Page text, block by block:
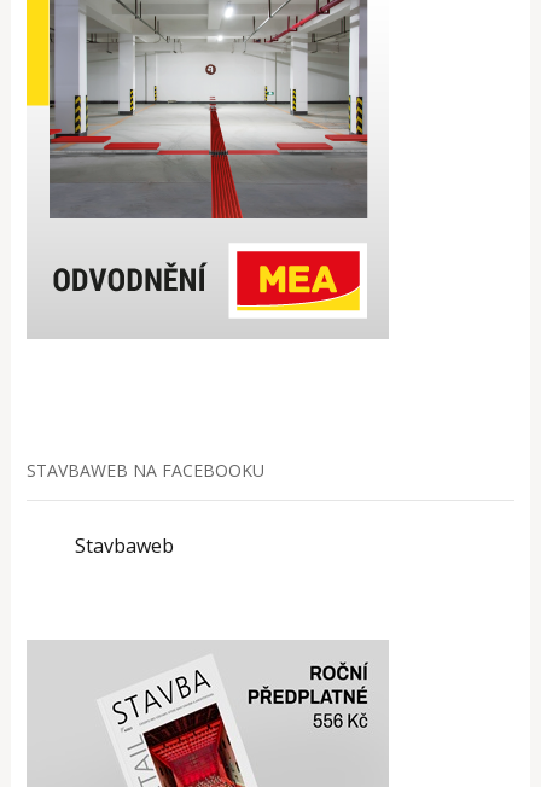
STAVBAWEB NA FACEBOOKU
Stavbaweb